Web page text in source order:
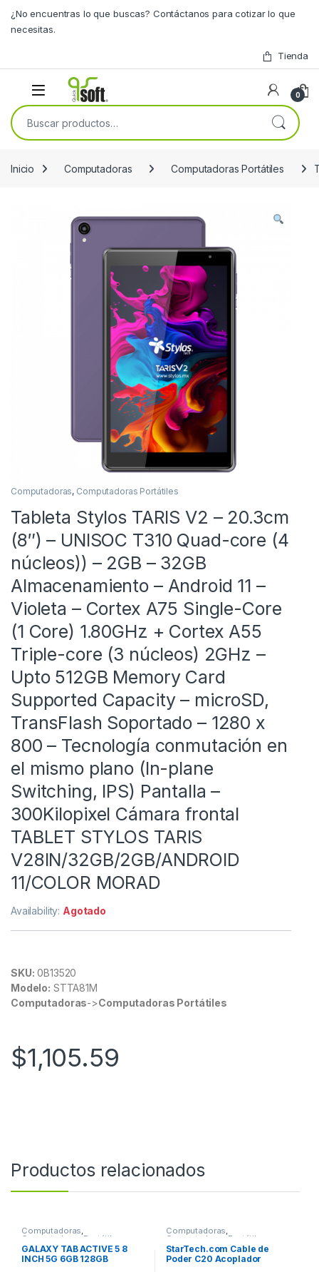
¿No encuentras lo que buscas? Contáctanos para cotizar lo que
necesitas.
Tienda
0
Buscar por:
Inicio Computadoras Computadoras Portátiles
Computadoras, Computadoras Portátiles
Tableta Stylos TARIS V2 – 20.3cm
(8″) – UNISOC T310 Quad-core (4
núcleos)) – 2GB – 32GB
Almacenamiento – Android 11 –
Violeta – Cortex A75 Single-Core
(1 Core) 1.80GHz + Cortex A55
Triple-core (3 núcleos) 2GHz –
Upto 512GB Memory Card
Supported Capacity – microSD,
TransFlash Soportado – 1280 x
800 – Tecnología conmutación en
el mismo plano (In-plane
Switching, IPS) Pantalla –
300Kilopixel Cámara frontal
TABLET STYLOS TARIS
V28IN/32GB/2GB/ANDROID
11/COLOR MORAD
Availability: Agotado
SKU: 0B13520
Modelo: STTA81M
Computadoras->Computadoras Portátiles
$1,105.59
Productos relacionados
Computadoras,
Computadoras Portátiles
GALAXY TAB ACTIVE 5 8
INCH 5G 6GB 128GB
Computadoras,
Computadoras Portátiles
StarTech.com Cable de
Poder C20 Acoplador